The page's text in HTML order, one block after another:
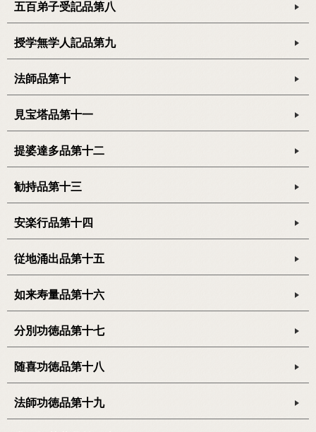
五百弟子受記品第八
授学無学人記品第九
法師品第十
見宝塔品第十一
提婆達多品第十二
勧持品第十三
安楽行品第十四
従地涌出品第十五
如来寿量品第十六
分別功徳品第十七
随喜功徳品第十八
法師功徳品第十九